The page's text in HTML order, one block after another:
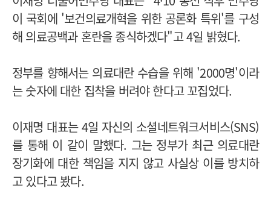
이 국회에 '보건의료개혁을 위한 공론화 특위'를 구성
해 의료공백과 혼란을 종식하겠다"고 4일 밝혔다.
정부를 향해서는 의료대란 수습을 위해 '2000명'이라
는 숫자에 대한 집착을 버려야 한다고 꼬집었다.
이재명 대표는 4일 자신의 소셜네트워크서비스(SNS)
를 통해 이 같이 말했다. 그는 정부가 최근 의료대란
장기화에 대한 책임을 지지 않고 사실상 이를 방치하
고 있다고 봤다.